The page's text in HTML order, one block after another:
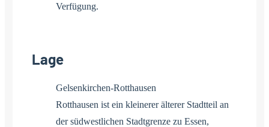
Verfügung.
Lage
Gelsenkirchen-Rotthausen
Rotthausen ist ein kleinerer älterer Stadtteil an
der südwestlichen Stadtgrenze zu Essen,